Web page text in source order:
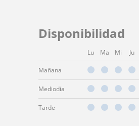
Disponibilidad
Lu Ma Mi Ju
Mañana
Mediodía
Tarde